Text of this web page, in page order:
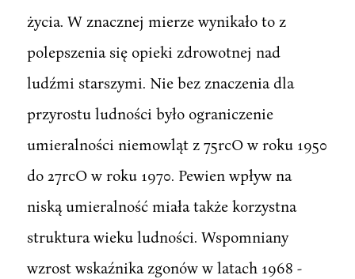
życia. W znacznej mierze wynikało to z
polepszenia się opieki zdrowotnej nad
ludźmi starszymi. Nie bez znaczenia dla
przyrostu ludności było ograniczenie
umieralności niemowląt z 75rcO w roku 1950
do 27rcO w roku 1970. Pewien wpływ na
niską umieralność miała także korzystna
struktura wieku ludności. Wspomniany
wzrost wskaźnika zgonów w latach 1968 -